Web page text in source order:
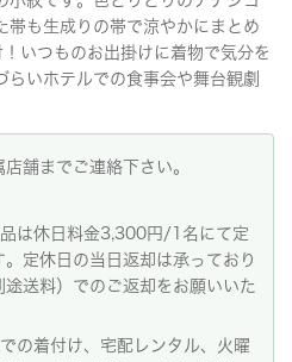
帯も生成りの帯で涼やかにまとめ
いつものお出掛けに着物で気分を
らいホテルでの食事会や舞台観劇
舗までご連絡下さい。
は休日料金3,300円/1名にて定
定休日の当日返却は承っており
送料）でのご返却をお願いいた
の着付け、宅配レンタル、火曜